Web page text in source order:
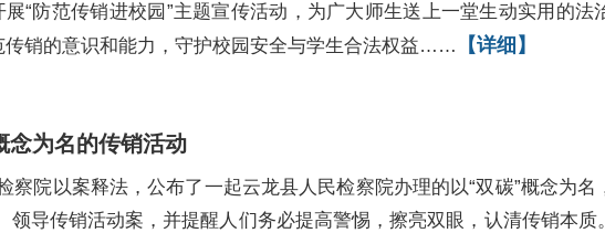
展“防范传销进校园”主题宣传活动，为广大师生送上一堂生动实用的
传销的意识和能力，守护校园安全与学生合法权益……
【详细】
念为名的传销活动
察院以案释法，公布了一起云龙县人民检察院办理的以“双碳”概念为
导传销活动案，并提醒人们务必提高警惕，擦亮双眼，认清传销本